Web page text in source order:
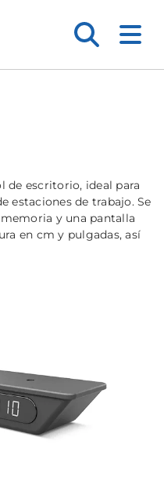
de escritorio, ideal para
estaciones de trabajo. Se
y una pantalla
en cm y pulgadas, así